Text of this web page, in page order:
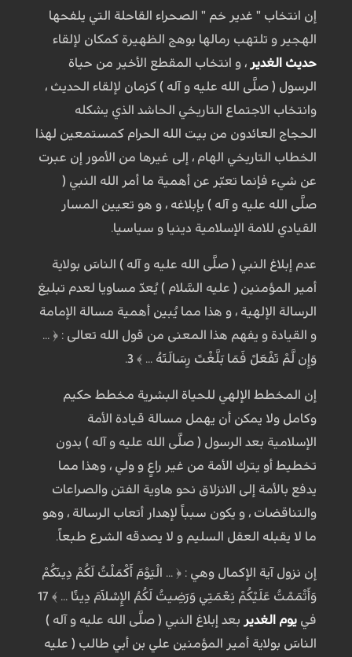
إن انتخاب " غدير خم " الصحراء القاحلة التي يلفحها
الهجير و تلتهب رمالها بوهج الظهيرة كمكان لإلقاء
حديث الغدير ، و انتخاب المقطع الأخير من حياة
الرسول ( صلَّى الله عليه و آله ) كزمان لإلقاء الحديث ،
وانتخاب الاجتماع التاريخي الحاشد الذي يشكله
الحجاج العائدون من بيت الله الحرام كمستمعين لهذا
الخطاب التاريخي الهام ، إلى غيرها من الأمور إن عبرت
عن شيء فإنما تعبّر عن أهمية ما أمر الله النبي (
صلَّى الله عليه و آله ) بإبلاغه ، و هو تعيين المسار
القيادي للامة الإسلامية دينيا و سياسيا.
عدم إبلاغ النبي ( صلَّى الله عليه و آله ) الناسَ بولاية
أمير المؤمنين ( عليه السَّلام ) يُعدّ مساويا لعدم تبليغ
الرسالة الإلهية ، و هذا مما يُبين أهمية مسالة الإمامة
و القيادة و يفهم هذا المعنى من قول الله تعالى : ﴿ ...
وَإِن لَّمْ تَفْعَلْ فَمَا بَلَّغْتَ رِسَالَتَهُ ... ﴾ 3.
إن المخطط الإلهي للحياة البشرية مخطط حكيم
وكامل ولا يمكن أن يهمل مسالة قيادة الأمة
الإسلامية بعد الرسول ( صلَّى الله عليه و آله ) بدون
تخطيط أو يترك الأمة من غير راعٍ و ولي ، وهذا مما
يدفع بالأمة إلى الانزلاق نحو هاوية الفتن والصراعات
والتناقضات ، و يكون سبباً لإهدار أتعاب الرسالة ، وهو
ما لا يقبله العقل السليم و لا يصدقه الشرع طبعاً.
إن نزول آية الإكمال وهي : ﴿ ... الْيَوْمَ أَكْمَلْتُ لَكُمْ دِينَكُمْ
وَأَتْمَمْتُ عَلَيْكُمْ نِعْمَتِي وَرَضِيتُ لَكُمُ الإِسْلاَمَ دِينًا ... ﴾ 17
في يوم الغدير بعد إبلاغ النبي ( صلَّى الله عليه و آله )
الناسَ بولاية أمير المؤمنين علي بن أبي طالب ( عليه